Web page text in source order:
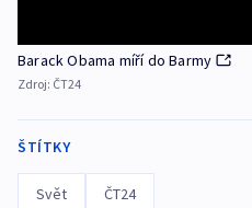
Barack Obama míří do Barmy
Zdroj: ČT24
ŠTÍTKY
Svět ČT24